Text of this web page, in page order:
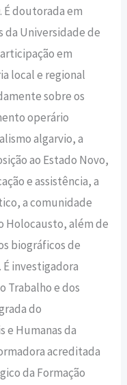
É doutorada em
da Universidade de
em
local e regional
sobre os
operário
algarvio, a
ao Estado Novo,
e assistência, a
a comunidade
Holocausto, além de
biográficos de
investigadora
Trabalho e dos
do
e Humanas da
acreditada
da Formação